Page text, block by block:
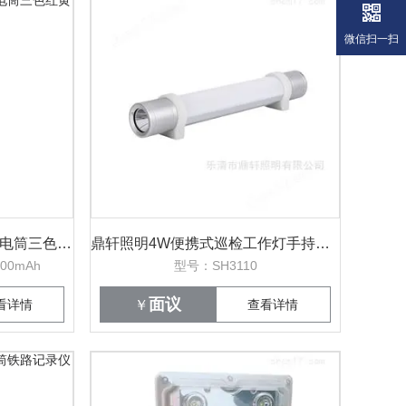
手持式铁路信号灯安全警示电筒三色红黄绿白
详情
鼎轩照明4W便携式巡检工作灯手持棒管灯
型号：SH3110
￥ 面议 查看详情
微信扫一扫